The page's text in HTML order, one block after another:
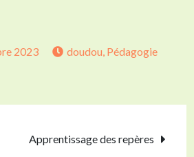
2023 doudou, Pédagogie
Apprentissage des repères